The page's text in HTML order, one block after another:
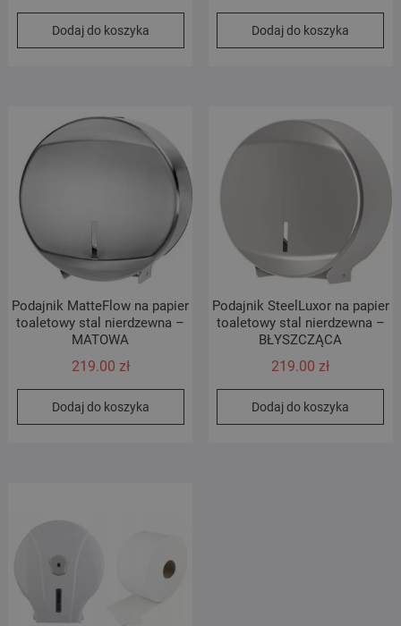
Dodaj do koszyka Dodaj do koszyka
Podajnik MatteFlow na papier
toaletowy stal nierdzewna –
MATOWA
219.00 zł
Dodaj do koszyka
Podajnik SteelLuxor na papier
toaletowy stal nierdzewna –
BŁYSZCZĄCA
219.00zł
Dodaj do koszyka